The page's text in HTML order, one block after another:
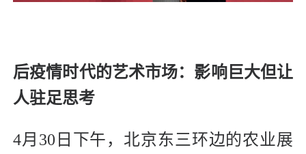
后疫情时代的艺术市场：影响巨大但让
人驻足思考
4月30日下午，北京东三环边的农业展